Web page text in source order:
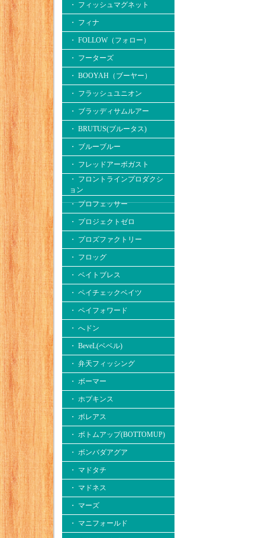
・ フィッシュマグネット
・ フィナ
・ FOLLOW（フォロー）
・ フーターズ
・ BOOYAH（ブーヤー）
・ フラッシュユニオン
・ ブラッディサムルアー
・ BRUTUS(ブルータス)
・ ブルーブルー
・ フレッドアーボガスト
・ フロントラインプロダクシ
ョン
・ プロフェッサー
・ プロジェクトゼロ
・ プロズファクトリー
・ フロッグ
・ ベイトブレス
・ ペイチェックベイツ
・ ペイフォワード
・ へドン
・ BeveL(ベベル)
・ 弁天フィッシング
・ ボーマー
・ ホプキンス
・ ボレアス
・ ボトムアップ(BOTTOMUP)
・ ボンバダアグア
・ マドタチ
・ マドネス
・ マーズ
・ マニフォールド